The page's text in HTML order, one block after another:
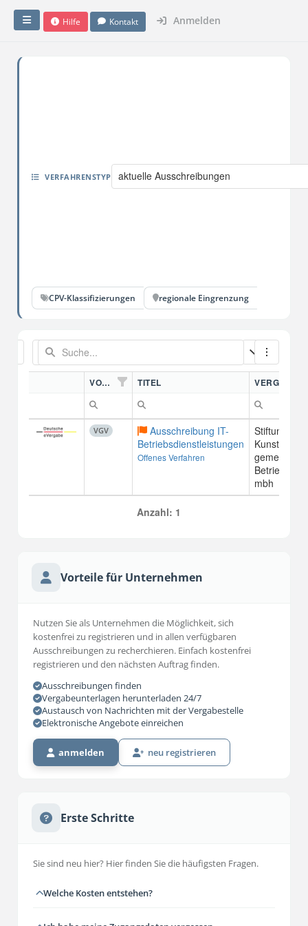
Hilfe Kontakt Anmelden
VERFAHRENSTYP aktuelle Ausschreibungen
CPV-Klassifizierungen regionale Eingrenzung
VORDN. TITEL
VGV
Ausschreibung IT-
Betriebsdienstleistungen
Offenes Verfahren
Stiftung
Kunst
mbh
Anzahl: 1
Vorteile für Unternehmen
Nutzen Sie als Unternehmen die Möglichkeit, sich
kostenfrei zu registrieren und in allen verfügbaren
Ausschreibungen zu recherchieren. Einfach kostenfrei
registrieren und den nächsten Auftrag finden.
Ausschreibungen finden
Vergabeunterlagen herunterladen 24/7
Austausch von Nachrichten mit der Vergabestelle
Elektronische Angebote einreichen
anmelden neu registrieren
Erste Schritte
Sie sind neu hier? Hier finden Sie die häufigsten Fragen.
Welche Kosten entstehen?